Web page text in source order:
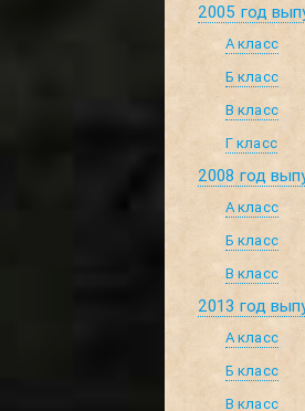
2005 год
А класс
Б класс
В класс
Г класс
2008 год
А класс
Б класс
В класс
2013 год
А класс
Б класс
В класс